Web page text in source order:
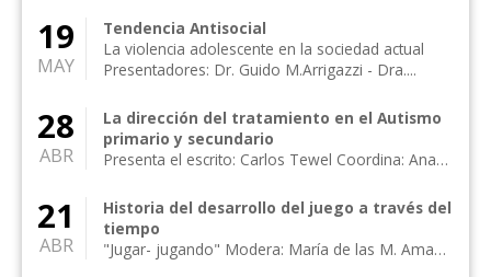
Josefina Saiz de Finzi / María Luc...
19
MAY
Tendencia Antisocial
La violencia adolescente en la sociedad actual
Presentadores: Dr. Guido M.Arrigazzi - Dra....
28
ABR
La dirección del tratamiento en el Autismo
primario y secundario
Presenta el escrito: Carlos Tewel Coordina: Ana
21
ABR
Historia del desarrollo del juego a través del
tiempo
"Jugar- jugando" Modera: María de las M. Amado